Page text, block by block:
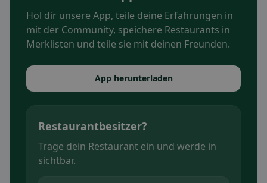
Hol dir unsere App, teile deine Erfahrungen in
mit der Community, speichere Restaurants in
Merklisten und teile sie mit deinen Freunden.
App herunterladen
Restaurantbesitzer?
Trage dein Restaurant ein und werde in
sichtbar.